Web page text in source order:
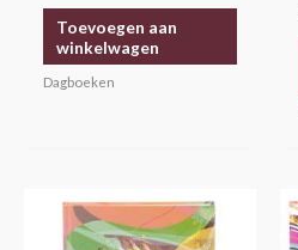
Toevoegen aan
winkelwagen
Dagboeken